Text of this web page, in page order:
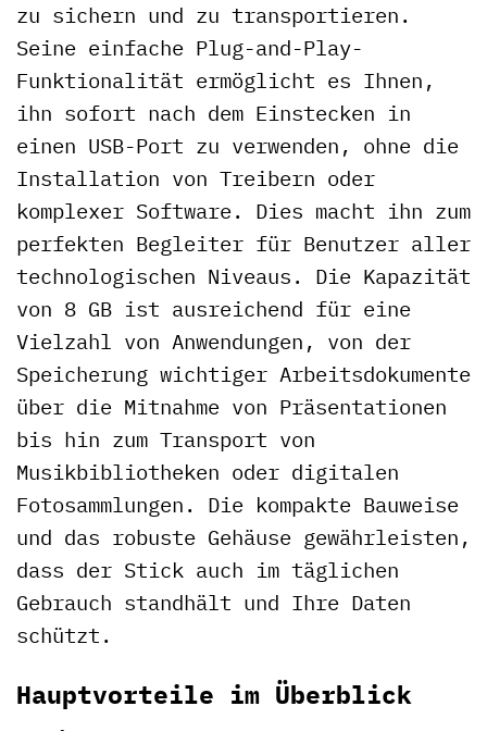
zu sichern und zu transportieren.
Seine einfache Plug-and-Play-
Funktionalität ermöglicht es Ihnen,
ihn sofort nach dem Einstecken in
einen USB-Port zu verwenden, ohne die
Installation von Treibern oder
komplexer Software. Dies macht ihn zum
perfekten Begleiter für Benutzer aller
technologischen Niveaus. Die Kapazität
von 8 GB ist ausreichend für eine
Vielzahl von Anwendungen, von der
Speicherung wichtiger Arbeitsdokumente
über die Mitnahme von Präsentationen
bis hin zum Transport von
Musikbibliotheken oder digitalen
Fotosammlungen. Die kompakte Bauweise
und das robuste Gehäuse gewährleisten,
dass der Stick auch im täglichen
Gebrauch standhält und Ihre Daten
schützt.
Hauptvorteile im Überblick